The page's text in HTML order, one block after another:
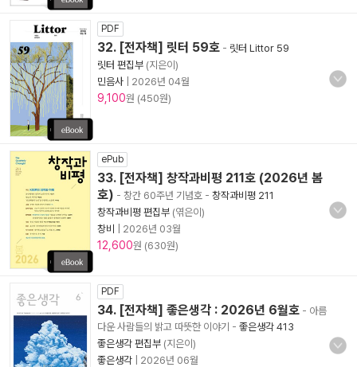
PDF
32. [전자책] 릿터 59호 - 릿터 Littor 59
릿터 편집부 (지은이)
민음사
2026년 04월
9,100원 (450원)
ePub
33. [전자책] 창작과비평 211호 (2026년 봄
호) - 창간 60주년 기념호 - 창작과비평 211
창작과비평 편집부 (엮은이)
창비
2026년 03월
12,600원 (630원)
PDF
34. [전자책] 좋은생각 : 2026년 6월호 - 아름
다운 사람들의 밝고 따뜻한 이야기 - 좋은생각 413
좋은생각 편집부 (지은이)
좋은생각
2026년 06월